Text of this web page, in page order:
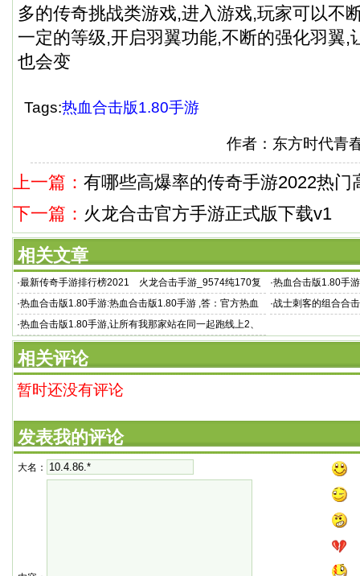
多的传奇挑战类游戏,进入游戏,玩家可以不
一定的等级,开启羽翼功能,不断的强化羽翼,
也会变
Tags:热血合击版1.80手游
作者：东方时代青
上一篇： 有哪些高爆率的传奇手游2022热门
下一篇： 火龙合击官方手游正式版下载v1
相关文章
·最新传奇手游排行榜2021 火龙合击手游_9574纯170复
古传奇手
·热血合击版1.80手
技能问题
·热血合击版1.80手游:热血合击版1.80手游 ,答：官方热血
传奇是从1
·战士刺客的组合合
·热血合击版1.80手游,让所有我那家站在同一起跑线上2、
咱热血
相关评论
暂时还没有评论
发表我的评论
大名：